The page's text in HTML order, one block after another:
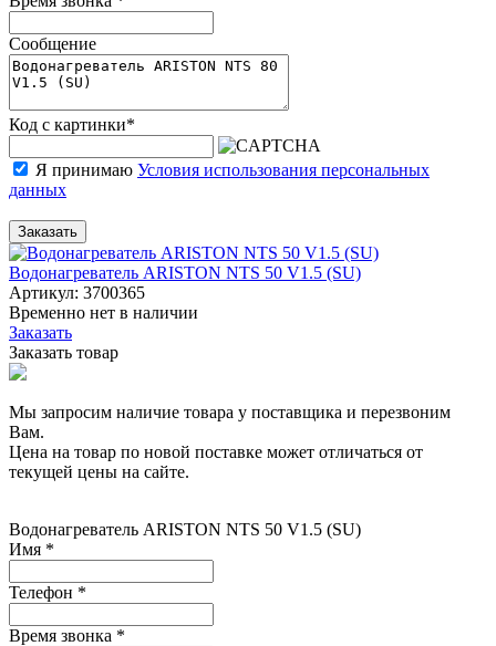
Сообщение
Код с картинки*
Я принимаю Условия использования персональных
данных
Заказать
Водонагреватель ARISTON NTS 50 V1.5 (SU)
Артикул: 3700365
Временно нет в наличии
Заказать
Заказать товар
Мы запросим наличие товара у поставщика и перезвоним
Вам.
Цена на товар по новой поставке может отличаться от
текущей цены на сайте.
Водонагреватель ARISTON NTS 50 V1.5 (SU)
Имя *
Телефон *
Время звонка *